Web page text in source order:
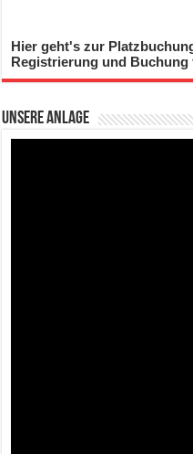
Hier geht's zur
Registrierung und Buchung
Unsere Anlage